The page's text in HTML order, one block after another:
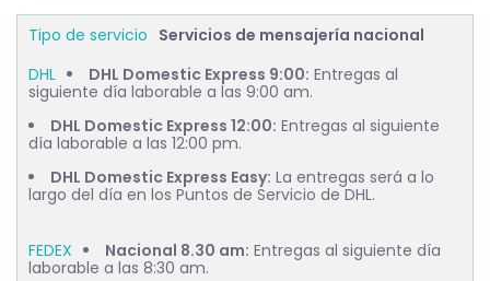
Servicios de mensajería nacional
DHL Domestic Express 9:00: Entregas al
siguiente día laborable a las 9:00 am.
DHL Domestic Express 12:00: Entregas al siguiente
día laborable a las 12:00 pm.
DHL Domestic Express Easy: La entregas será a lo
largo del día en los Puntos de Servicio de DHL.
Nacional 8.30 am: Entregas al siguiente día
laborable a las 8:30 am.